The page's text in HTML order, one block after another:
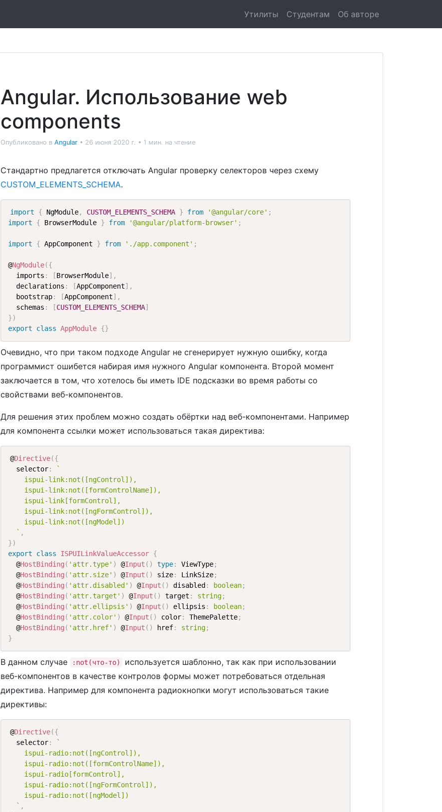
Утилиты Студентам Об авторе
Angular. Использование web
components
Опубликовано в Angular • 26 июня 2020 г. • 1 мин. на чтение
Стандартно предлагется отключать Angular проверку селекторов через схему
CUSTOM_ELEMENTS_SCHEMA.
import { NgModule, CUSTOM_ELEMENTS_SCHEMA } from '@angular/core' ;
import
{ BrowserModule } from '@angular/platform-browser' ;
import { AppComponent } from './app.component' ;
@NgModule({
  imports
: [BrowserModule] ,
  declarations
: [AppComponent] ,
  bootstrap
: [AppComponent] ,
  schemas
: [CUSTOM_ELEMENTS_SCHEMA]
})
export
class AppModule {}
Очевидно, что при таком подходе Angular не сгенерирует нужную ошибку, когда
программист ошибется набирая имя нужного Angular компонента. Второй момент
заключается в том, что хотелось бы иметь IDE подсказки во время работы со
свойствами веб-компонентов.
Для решения этих проблем можно создать обёртки над веб-компонентами. Например
для компонента ссылки может использоваться такая директива:
@Directive({
  selector
:
`
    ispui-link:not([ngControl]),
    ispui-link:not([formControlName]),
    ispui-link[formControl],
    ispui-link:not([ngFormControl]),
    ispui-link:not([ngModel])
  `
,
})
export
class ISPUILinkValueAccessor {
  @
HostBinding ( 'attr.type' ) @Input ( ) type: ViewType;
  @
HostBinding ( 'attr.size' ) @Input ( ) size: LinkSize;
  @
HostBinding ( 'attr.disabled' ) @Input ( ) disabled : boolean;
  @
HostBinding ( 'attr.target' ) @Input ( ) target : string;
  @
HostBinding ( 'attr.ellipsis' ) @Input ( ) ellipsis : boolean;
  @
HostBinding ( 'attr.color' ) @Input ( ) color: ThemePalette;
  @
HostBinding ( 'attr.href' ) @Input ( ) href: string;
}
В данном случае :not(что-то)
используется шаблонно, так как при использовании
веб-компонентов в качестве контролов формы может потребоваться отдельная
директива. Например для компонента радиокнопки могут использоваться такие
директивы:
@Directive({
  selector
:
`
    ispui-radio:not([ngControl]),
    ispui-radio:not([formControlName]),
    ispui-radio[formControl],
    ispui-radio:not([ngFormControl]),
    ispui-radio:not([ngModel])
  `
,